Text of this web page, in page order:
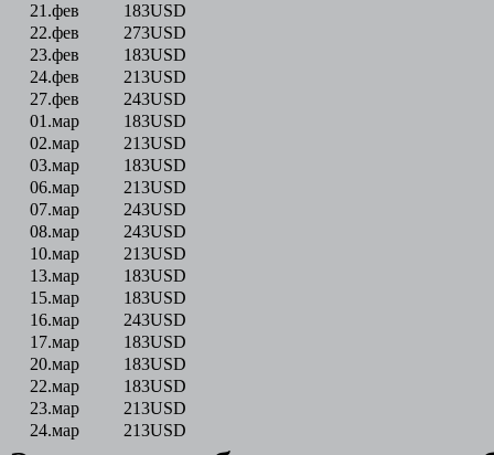
21.фев
183USD
22.фев
273USD
23.фев
183USD
24.фев
213USD
27.фев
243USD
01.мар
183USD
02.мар
213USD
03.мар
183USD
06.мар
213USD
07.мар
243USD
08.мар
243USD
10.мар
213USD
13.мар
183USD
15.мар
183USD
16.мар
243USD
17.мар
183USD
20.мар
183USD
22.мар
183USD
23.мар
213USD
24.мар
213USD